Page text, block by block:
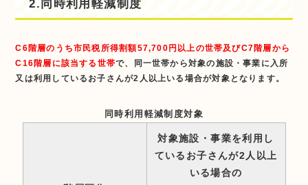
2.同時利用軽減制度
C6階層のうち市民税所得割額57,700円以上の世帯及びC7階層から
C16階層に該当する世帯で、同一世帯から対象の施設・事業に入所
又は利用しているお子さんが2人以上いる場合が対象となります。
同時利用軽減制度対象
対象施設・事業を利用し
ているお子さんが2人以上
いる場合の